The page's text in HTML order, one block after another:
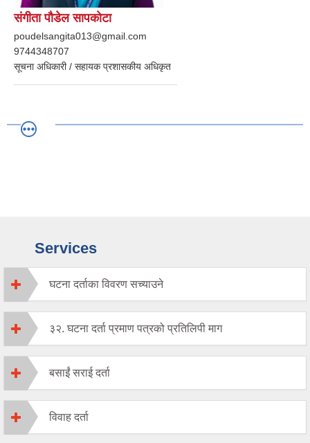
संगीता पाैडेल सापकाेटा
poudelsangita013@gmail.com
9744348707
सूचना अधिकारी / सहायक प्रशासकीय अधिकृत
Services
घटना दर्ताका विवरण सच्याउने
३२. घटना दर्ता प्रमाण पत्रको प्रतिलिपी माग
बसाईं सराई दर्ता
विवाह दर्ता